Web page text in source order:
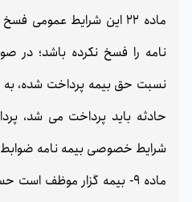
ماده 22 این شرایط عمومی
نامه را فسخ نکرده باشد؛ در
نسبت حق بیمه پرداخت شده، به
حادثه باید پرداخت می شد،
شرایط خصوصی بیمه نامه
ماده 9- بیمه گزار موظف